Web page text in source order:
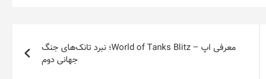
معرفی اپ – World of Tanks Blitz؛ نبرد تانک‌های جنگ
جهانی دوم